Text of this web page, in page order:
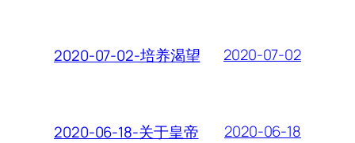
2020-07-02-培养渴望 2020-07-02
2020-06-18-关于皇帝 2020-06-18